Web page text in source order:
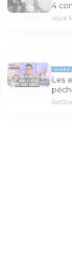
4
Joyce
03:22
VIDÉO
Les